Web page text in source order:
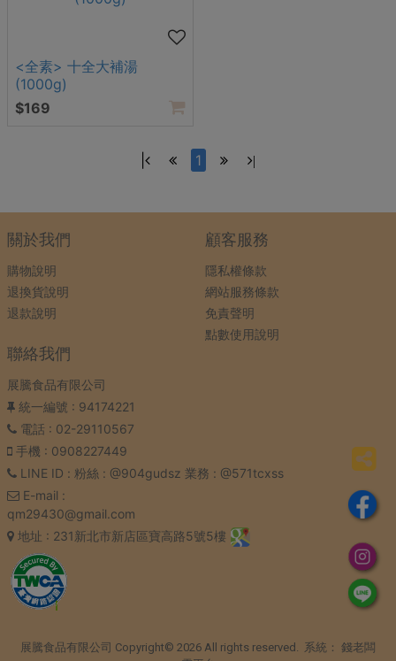
<全素> 十全大補湯
(1000g)
$169
1 |
關於我們
購物說明
退換貨說明
退款說明
顧客服務
隱私權條款
網站服務條款
免責聲明
點數使用說明
聯絡我們
展騰食品有限公司
統一編號 : 94174221
電話: 02-29110567
手機 : 0908227449
LINE ID : 粉絲 : @904gudsz 業務 : @571tcxss
E-mail :
qm29430@gmail.com
地址 : 231新北市新店區寶高路5號5樓
展騰食品有限公司 Copyright© 2026 All rights reserved. 系統： 錢老闆